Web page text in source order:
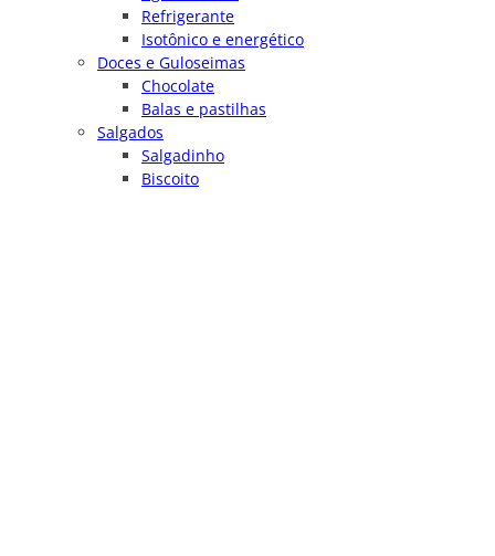
Refrigerante
Isotônico e energético
Doces e Guloseimas
Chocolate
Balas e pastilhas
Salgados
Salgadinho
Biscoito